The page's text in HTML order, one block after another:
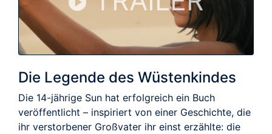
Die Legende des Wüstenkindes
Die 14-jährige Sun hat erfolgreich ein Buch
veröffentlicht – inspiriert von einer Geschichte, die
ihr verstorbener Großvater ihr einst erzählte: die